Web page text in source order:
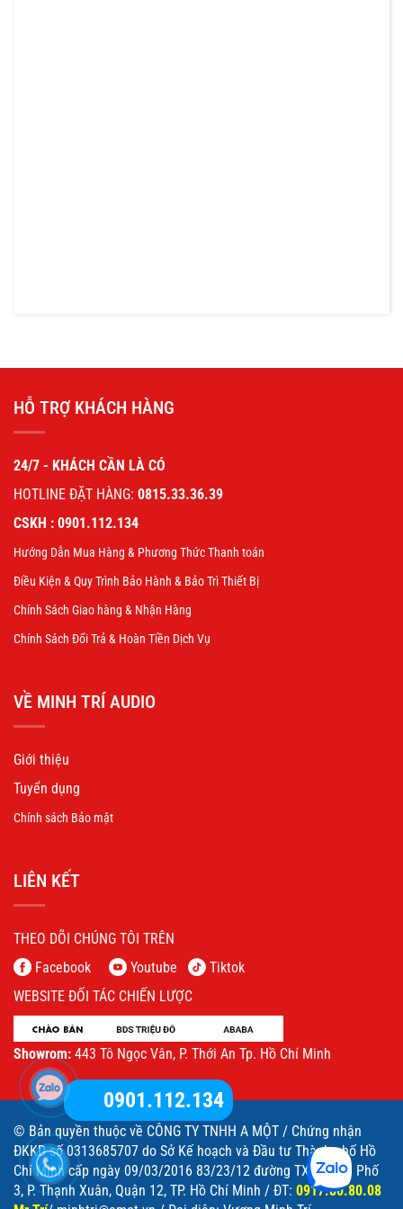
HỖ TRỢ KHÁCH HÀNG
24/7 - KHÁCH CẦN LÀ CÓ
HOTLINE ĐẶT HÀNG: 0815.33.36.39
CSKH : 0901.112.134
Hướng Dẫn Mua Hàng & Phương Thức Thanh toán
Điều Kiện & Quy Trình Bảo Hành & Bảo Trì Thiết Bị
Chính Sách Giao hàng & Nhận Hàng
Chính Sách Đổi Trả & Hoàn Tiền Dịch Vụ
VỀ MINH TRÍ AUDIO
Giới thiệu
Tuyển dụng
Chính sách Bảo mật
LIÊN KẾT
THEO DÕI CHÚNG TÔI TRÊN
Facebook
Youtube
Tiktok
WEBSITE ĐỐI TÁC CHIẾN LƯỢC
Showrom: 443 Tô Ngọc Vân, P. Thới An Tp. Hồ Chí Minh
© Bản quyền thuộc về CÔNG TY TNHH A MỘT / Chứng nhận
ĐKKD số 0313685707 do Sở Kế hoạch và Đầu tư Thành phố Hồ
Chí Minh cấp ngày 09/03/2016 83/23/12 đường TX52, Khu Phố
3, P. Thạnh Xuân, Quận 12, TP. Hồ Chí Minh / ĐT: 0917.80.80.08
0901.112.134